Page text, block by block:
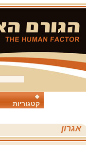
קטגוריות
אגרון